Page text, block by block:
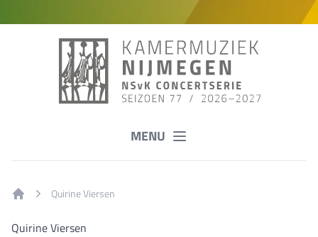
MENU
Quirine Viersen
Quirine Viersen